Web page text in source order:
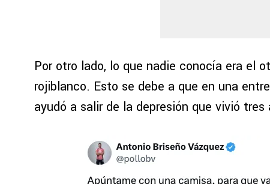
Por otro lado, lo que nadie conocía era el
rojiblanco. Esto se debe a que en una
ayudó a salir de la depresión que vivió tres